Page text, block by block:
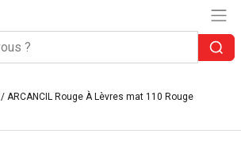
/ ARCANCIL Rouge À Lèvres mat 110 Rouge